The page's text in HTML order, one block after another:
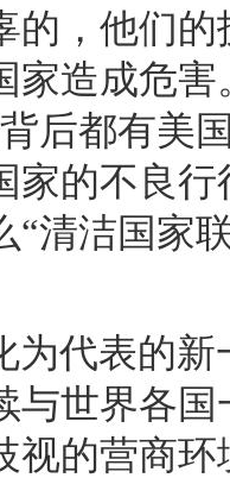
的，他们
家造成危
后都有美
家的不良
“清洁国家
代表的新
与世界各
视的营商